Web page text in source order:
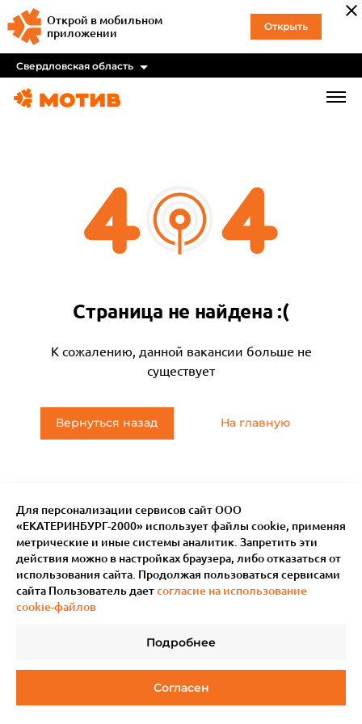
Открой в мобильном
приложении
Открыть
Свердловская область
Страница не найдена :(
К сожалению, данной вакансии больше не
существует
Вернуться назад На главную
Подробнее
Согласен
Для персонализации сервисов сайт ООО
«ЕКАТЕРИНБУРГ-2000» использует файлы сookie, применяя
метрические и иные системы аналитик. Запретить эти
действия можно в настройках браузера, либо отказаться от
использования сайта. Продолжая пользоваться сервисами
сайта Пользователь даетсогласие на использование
cookie-файлов